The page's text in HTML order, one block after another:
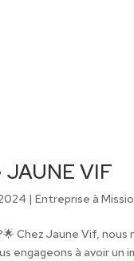
VIF
|Entreprise à
Chez Jaune Vif,
engageons à avoir